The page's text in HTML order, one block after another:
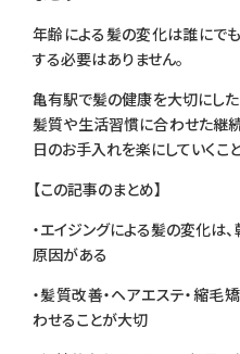
年齢による髪の変化は誰にで
する必要はありません。
亀有駅で髪の健康を大切にした
髪質や生活習慣に合わせた継
日のお手入れを楽にしていくこ
【この記事のまとめ】
・エイジングによる髪の変化は
原因がある
・髪質改善・ヘアエステ・縮
わせることが大切